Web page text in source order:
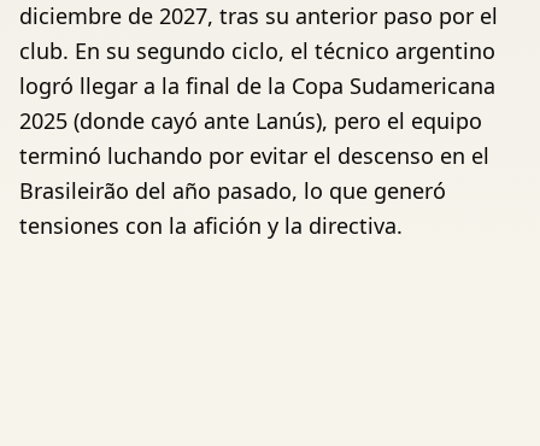
diciembre de 2027, tras su anterior paso por el
club. En su segundo ciclo, el técnico argentino
logró llegar a la final de la Copa Sudamericana
2025 (donde cayó ante Lanús), pero el equipo
terminó luchando por evitar el descenso en el
Brasileirão del año pasado, lo que generó
tensiones con la afición y la directiva.